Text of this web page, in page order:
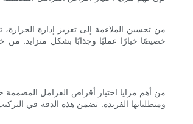
من تحسين الملاءمة إلى تعزيز إدارة
خصيصًا خيارًا عمليًا وجذابًا بشكل متزايد. من
من أهم مزايا اختيار أقراص الفرامل
ومتطلباتها الفريدة. تضمن هذه الدقة في